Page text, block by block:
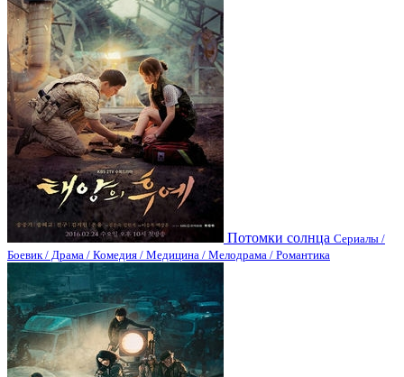
Потомки солнца Сериалы /
Боевик / Драма / Комедия / Медицина / Мелодрама / Романтика